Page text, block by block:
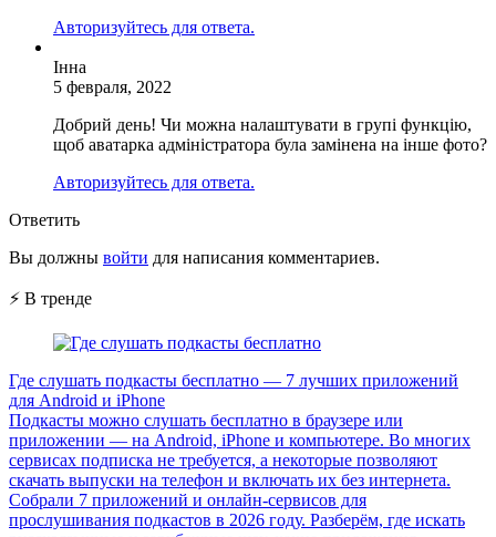
Авторизуйтесь для ответа.
Інна
5 февраля, 2022
Добрий день! Чи можна налаштувати в групі функцію,
щоб аватарка адміністратора була замінена на інше фото?
Авторизуйтесь для ответа.
Ответить
Вы должны войти для написания комментариев.
⚡ В тренде
Где слушать подкасты бесплатно — 7 лучших приложений
для Android и iPhone
Подкасты можно слушать бесплатно в браузере или
приложении — на Android, iPhone и компьютере. Во многих
сервисах подписка не требуется, а некоторые позволяют
скачать выпуски на телефон и включать их без интернета.
Собрали 7 приложений и онлайн-сервисов для
прослушивания подкастов в 2026 году. Разберём, где искать